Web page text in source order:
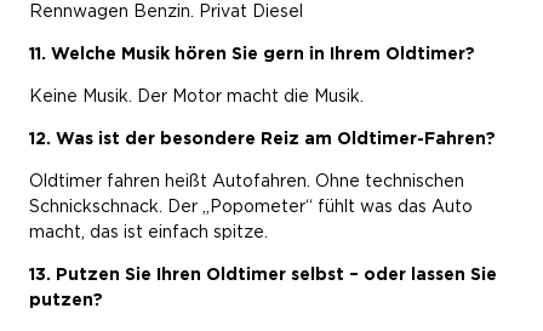
Rennwagen Benzin. Privat Diesel
11. Welche Musik hören Sie gern in Ihrem Oldtimer?
Keine Musik. Der Motor macht die Musik.
12. Was ist der besondere Reiz am Oldtimer-Fahren?
Oldtimer fahren heißt Autofahren. Ohne technischen
Schnickschnack. Der „Popometer“ fühlt was das Auto
macht, das ist einfach spitze.
13. Putzen Sie Ihren Oldtimer selbst – oder lassen Sie
putzen?